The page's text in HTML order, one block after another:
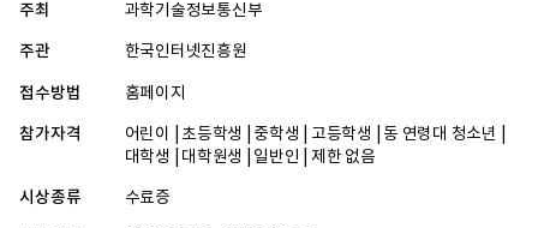
주최 과학기술정보통신부
주관 한국인터넷진흥원
접수방법 홈페이지
참가자격
어린이 | 초등학생 | 중학생 | 고등학생 | 동 연령대 청소년 |
대학생 | 대학원생 | 일반인 | 제한 없음
시상종류 수료증